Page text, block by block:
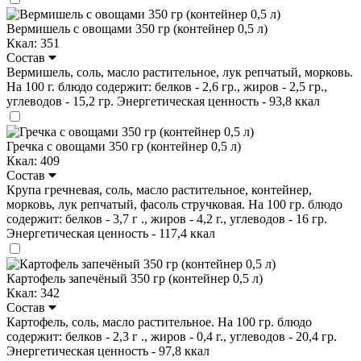
Вермишель с овощами 350 гр (контейнер 0,5 л)
Ккал: 351
Состав
Вермишель, соль, масло растительное, лук репчатый, морковь.
На 100 г. блюдо содержит: белков - 2,6 гр., жиров - 2,5 гр.,
углеводов - 15,2 гр. Энергетическая ценность - 93,8 ккал
Гречка с овощами 350 гр (контейнер 0,5 л)
Ккал: 409
Состав
Крупа гречневая, соль, масло растительное, контейнер,
морковь, лук репчатый, фасоль стручковая. На 100 гр. блюдо
содержит: белков - 3,7 г ., жиров - 4,2 г., углеводов - 16 гр.
Энергетическая ценность - 117,4 ккал
Картофель запечёный 350 гр (контейнер 0,5 л)
Ккал: 342
Состав
Картофель, соль, масло растительное. На 100 гр. блюдо
содержит: белков - 2,3 г ., жиров - 0,4 г., углеводов - 20,4 гр.
Энергетическая ценность - 97,8 ккал